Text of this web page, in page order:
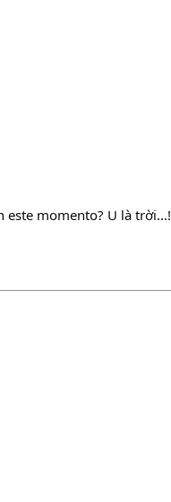
este momento? U là trời...!